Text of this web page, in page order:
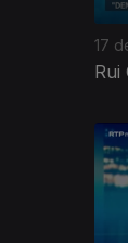
17
Rui